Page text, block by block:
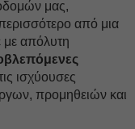
μας,
από μια
με απόλυτη
ισχύουσες
προμηθειών και